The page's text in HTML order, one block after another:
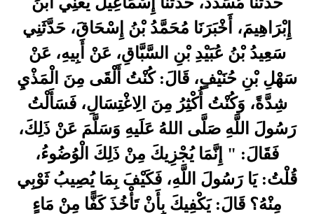
إِبْرَاهِيمَ، أَخْبَرَنَا مُحَمَّدُ بْنُ إِسْحَاقَ، حَدَّثَنِي
سَعِيدُ بْنُ عُبَيْدِ بْنِ السَّبَّاقِ، عَنْ أَبِيهِ، عَنْ
سَهْلِ بْنِ حُنَيْفٍ، قَالَ: كُنْتُ أَلْقَى مِنَ الْمَذْيِ
شِدَّةً، وَكُنْتُ أُكْثِرُ مِنَ الِاغْتِسَالِ، فَسَأَلْتُ
رَسُولَ اللَّهِ صَلَّى اللهُ عَلَيهِ وَسَلَّمَ عَنْ ذَلِكَ،
فَقَالَ: " إِنَّمَا يُجْزِيكَ مِنْ ذَلِكَ الْوُضُوءُ،
قُلْتُ: يَا رَسُولَ اللَّهِ، فَكَيْفَ بِمَا يُصِيبُ ثَوْبِي
مِنْهُ؟ قَالَ: يَكْفِيكَ بِأَنْ تَأْخُذَ كَفًّا مِنْ مَاءٍ